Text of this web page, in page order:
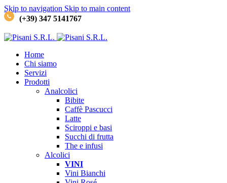
Skip to navigation Skip to main content
(+39) 347 5141767
Home
Chi siamo
Servizi
Prodotti
Analcolici
Bibite
Caffè Pascucci
Latte
Sciroppi e basi
Succhi di frutta
The e infusi
Alcolici
VINI
Vini Bianchi